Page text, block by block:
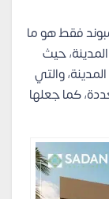
فقط هو ما
حيث
والتي
كما جعلها